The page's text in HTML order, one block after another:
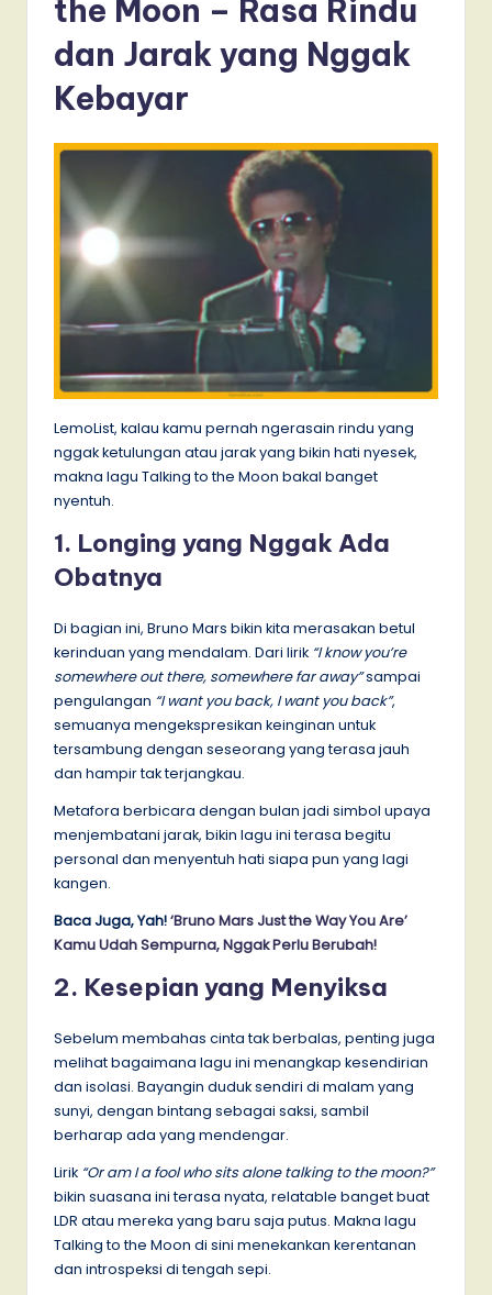
the Moon – Rasa Rindu
dan Jarak yang Nggak
Kebayar
LemoList, kalau kamu pernah ngerasain rindu yang
nggak ketulungan atau jarak yang bikin hati nyesek,
makna lagu Talking to the Moon bakal banget
nyentuh.
1. Longing yang Nggak Ada
Obatnya
Di bagian ini, Bruno Mars bikin kita merasakan betul
kerinduan yang mendalam. Dari lirik “I know you’re
somewhere out there, somewhere far away”sampai
pengulangan “I want you back, I want you back”,
semuanya mengekspresikan keinginan untuk
tersambung dengan seseorang yang terasa jauh
dan hampir tak terjangkau.
Metafora berbicara dengan bulan jadi simbol upaya
menjembatani jarak, bikin lagu ini terasa begitu
personal dan menyentuh hati siapa pun yang lagi
kangen.
Baca Juga, Yah!‘Bruno Mars Just the Way You Are’
Kamu Udah Sempurna, Nggak Perlu Berubah!
2. Kesepian yang Menyiksa
Sebelum membahas cinta tak berbalas, penting juga
melihat bagaimana lagu ini menangkap kesendirian
dan isolasi. Bayangin duduk sendiri di malam yang
sunyi, dengan bintang sebagai saksi, sambil
berharap ada yang mendengar.
Lirik “Or am I a fool who sits alone talking to the moon?”
bikin suasana ini terasa nyata, relatable banget buat
LDR atau mereka yang baru saja putus. Makna lagu
Talking to the Moon di sini menekankan kerentanan
dan introspeksi di tengah sepi.